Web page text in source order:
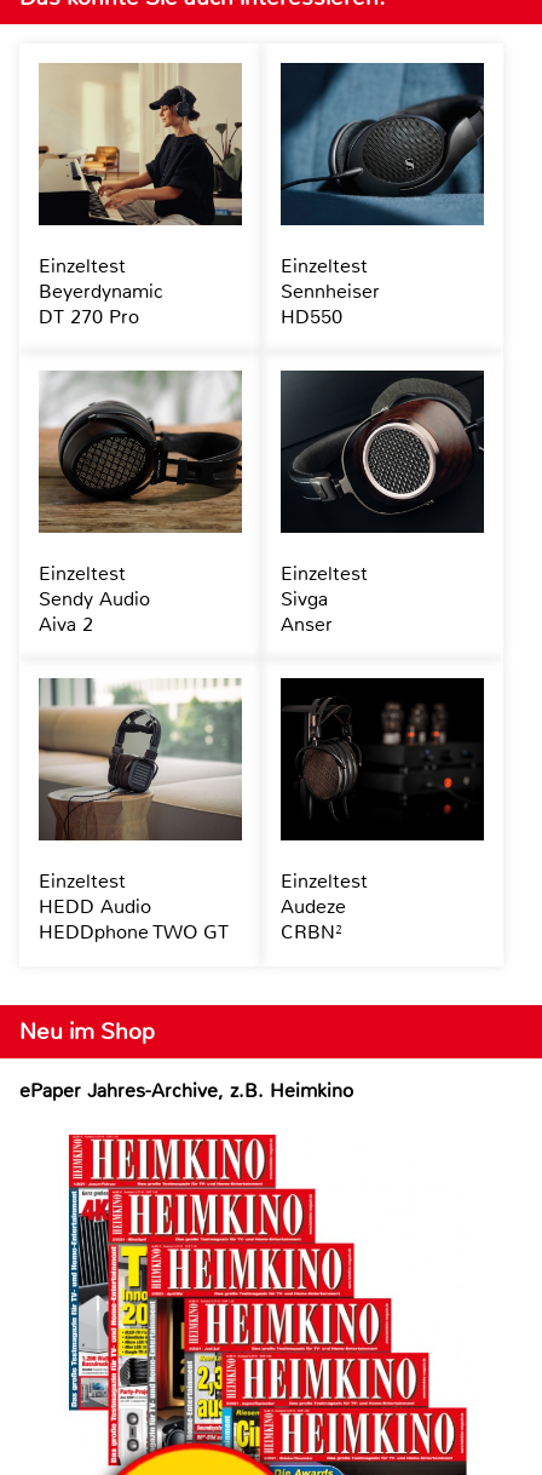
Neu im Shop
ePaper Jahres-Archive, z.B. Heimkino
Einzeltest
Beyerdynamic
DT 270 Pro
Einzeltest
Sennheiser
HD550
Einzeltest
Sendy Audio
Aiva 2
Einzeltest
Sivga
Anser
Einzeltest
HEDD Audio
HEDDphone TWO GT
Einzeltest
Audeze
CRBN²